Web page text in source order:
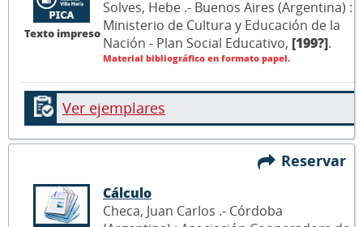
Texto impreso
Solves, Hebe .- Buenos Aires (Argentina) :
Ministerio de Cultura y Educación de la
Nación - Plan Social Educativo, [199?].
Material bibliográfico en formato papel.
Ver ejemplares
Reservar
Cálculo
Checa, Juan Carlos .- Córdoba